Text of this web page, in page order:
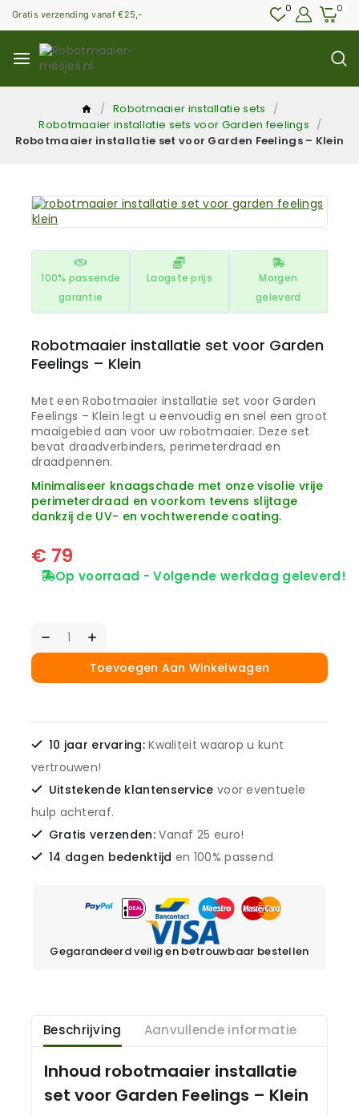
Gratis verzending vanaf €25,- 0 0
/ Robotmaaier installatie sets
/
Robotmaaier installatie sets voor Garden feelings /
Robotmaaier installatie set voor Garden Feelings – Klein
100% passende
garantie
Laagste prijs
Morgen
geleverd
Robotmaaier installatie set voor Garden
Feelings – Klein
Met een Robotmaaier installatie set voor Garden
Feelings – Klein legt u eenvoudig en snel een groot
maaigebied aan voor uw robotmaaier. Deze set
bevat draadverbinders, perimeterdraad en
draadpennen.
Minimaliseer knaagschade met onze visolie vrije
perimeterdraad en voorkom tevens slijtage
dankzij de UV- en vochtwerende coating.
€ 79
Op voorraad - Volgende werkdag geleverd!
Toevoegen Aan Winkelwagen
10 jaar ervaring:Kwaliteit waarop u kunt
vertrouwen!
Uitstekende klantenservice voor eventuele
hulp achteraf.
Gratis verzenden:Vanaf 25 euro!
14 dagen bedenktijd en 100% passend
Gegarandeerd veilig en betrouwbaar bestellen
Beschrijving Aanvullende informatie
Inhoud robotmaaier installatie
set voor Garden Feelings – Klein